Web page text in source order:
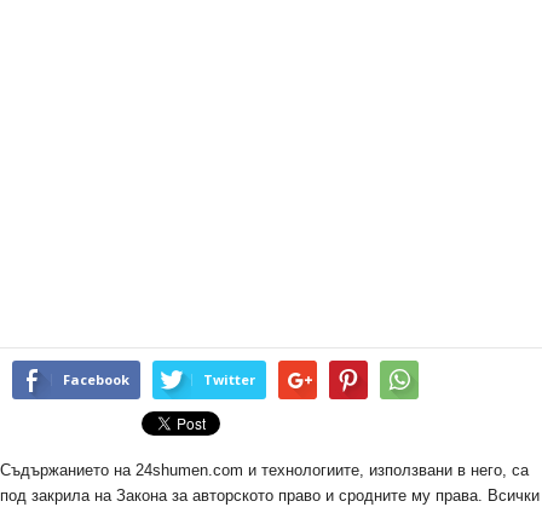
Facebook Twitter
Съдържанието на 24shumen.com и технологиите, използвани в него, са
под закрила на Закона за авторското право и сродните му права. Всички